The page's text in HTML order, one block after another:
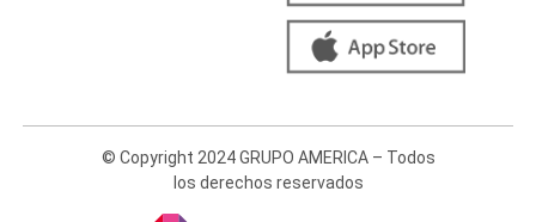
© Copyright 2024 GRUPO AMERICA – Todos
los derechos reservados